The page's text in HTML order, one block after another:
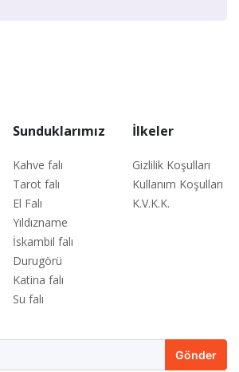
Sunduklarımız
Kahve falı
Tarot falı
El Falı
Yıldızname
İskambil falı
Durugörü
Katina falı
Su falı
İlkeler
Gizlilik Koşulları
Kullanım Koşulları
K.V.K.K.
Gönder